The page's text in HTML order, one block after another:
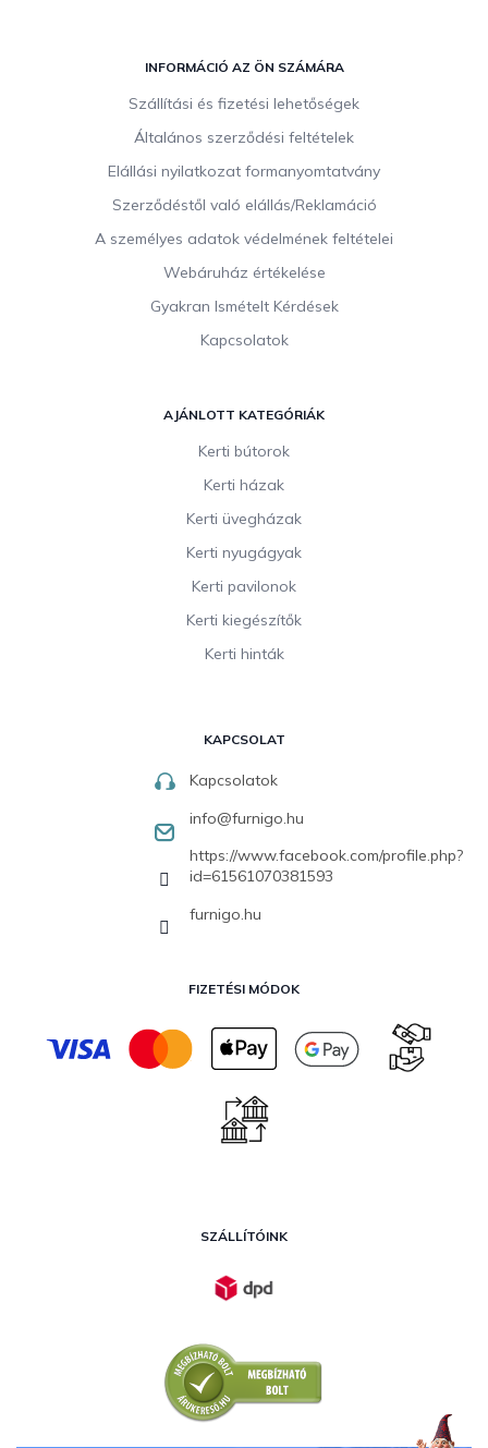
INFORMÁCIÓ AZ ÖN SZÁMÁRA
Szállítási és fizetési lehetőségek
Általános szerződési feltételek
Elállási nyilatkozat formanyomtatvány
Szerződéstől való elállás/Reklamáció
A személyes adatok védelmének feltételei
Webáruház értékelése
Gyakran Ismételt Kérdések
Kapcsolatok
AJÁNLOTT KATEGÓRIÁK
Kerti bútorok
Kerti házak
Kerti üvegházak
Kerti nyugágyak
Kerti pavilonok
Kerti kiegészítők
Kerti hinták
KAPCSOLAT
Kapcsolatok
info@furnigo.hu
https://www.facebook.com/profile.php?
id=61561070381593
furnigo.hu
FIZETÉSI MÓDOK
SZÁLLÍTÓINK